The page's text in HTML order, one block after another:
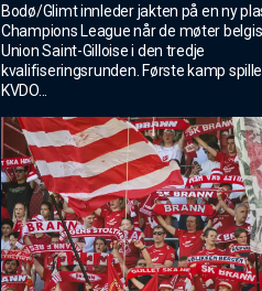
Bodø/Glimt innleder jakten på en ny
Champions League når de møter
Union Saint-Gilloise i den tredje
kvalifiseringsrunden. Første kamp
KVDO...